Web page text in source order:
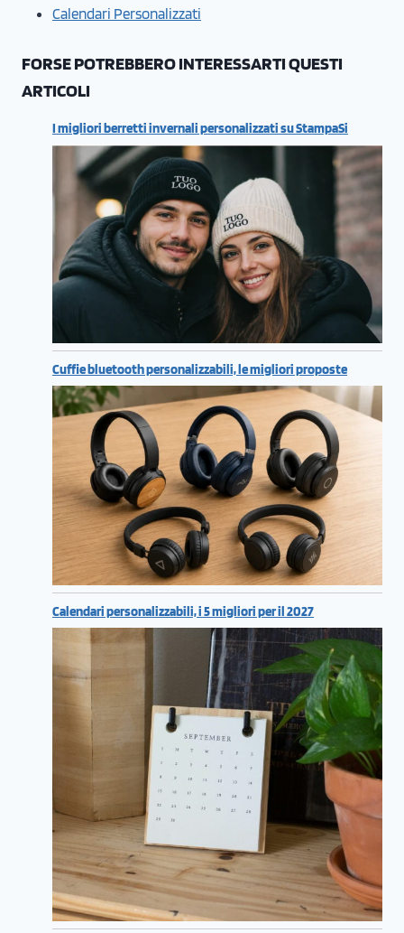
Calendari Personalizzati
FORSE POTREBBERO INTERESSARTI QUESTI
ARTICOLI
I migliori berretti invernali personalizzati su StampaSi
Cuffie bluetooth personalizzabili, le migliori proposte
Calendari personalizzabili, i 5 migliori per il 2027